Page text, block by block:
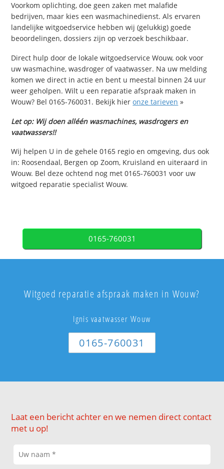
Voorkom oplichting, doe geen zaken met malafide
bedrijven, maar kies een wasmachinedienst. Als ervaren
landelijke witgoedservice hebben wij (gelukkig) goede
beoordelingen, dossiers zijn op verzoek beschikbaar.
Direct hulp door de lokale witgoedservice Wouw, ook voor
uw wasmachine, wasdroger of vaatwasser. Na uw melding
komen we direct in actie en bent u meestal binnen 24 uur
weer geholpen. Wilt u een reparatie afspraak maken in
Wouw? Bel 0165-760031. Bekijk hieronze tarieven »
Let op: Wij doen alléén wasmachines, wasdrogers en
vaatwassers!!
Wij helpen U in de gehele 0165 regio en omgeving, dus ook
in: Roosendaal, Bergen op Zoom, Kruisland en uiteraard in
Wouw. Bel deze ochtend nog met 0165-760031 voor uw
witgoed reparatie specialist Wouw.
0165-760031
Witgoed reparatie afspraak maken in Wouw?
Ignis vaatwasser Wouw
0165-760031
Laat een bericht achter en we nemen direct contact
met u op!